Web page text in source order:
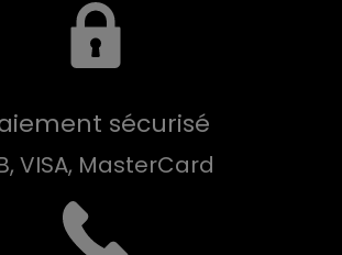
sécurisé
VISA, MasterCard